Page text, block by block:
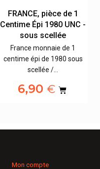
FRANCE, pièce de 1
Centime Épi 1980 UNC -
sous scellée
France monnaie de 1
centime épi de 1980 sous
scellée /…
6,90€
Mon compte